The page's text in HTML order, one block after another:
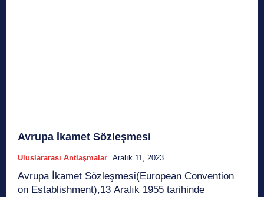
Avrupa İkamet Sözleşmesi
Uluslararası Antlaşmalar Aralık 11, 2023
Avrupa İkamet Sözleşmesi(European Convention
on Establishment),13 Aralık 1955 tarihinde